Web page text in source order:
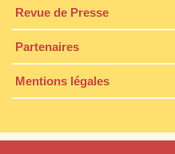
Revue de Presse
Partenaires
Mentions légales